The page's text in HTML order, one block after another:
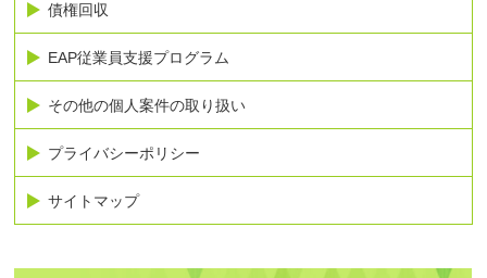
債権回収
EAP従業員支援プログラム
その他の個人案件の取り扱い
プライバシーポリシー
サイトマップ